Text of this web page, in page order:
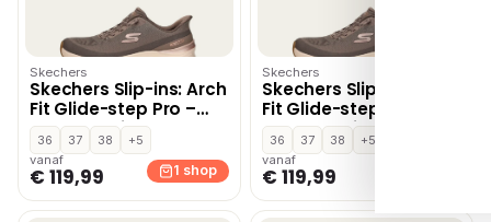
Skechers
Skechers Slip-ins: Arch
Fit Glide-step Pro –
Donkerbruin
36 37 38
+5
vanaf
€ 119,99 1 shop
Skechers
Skechers Slip-ins: Arch
Fit Glide-step Pro –
Donkerbruin
36 37 38
+5
vanaf
€ 119,99